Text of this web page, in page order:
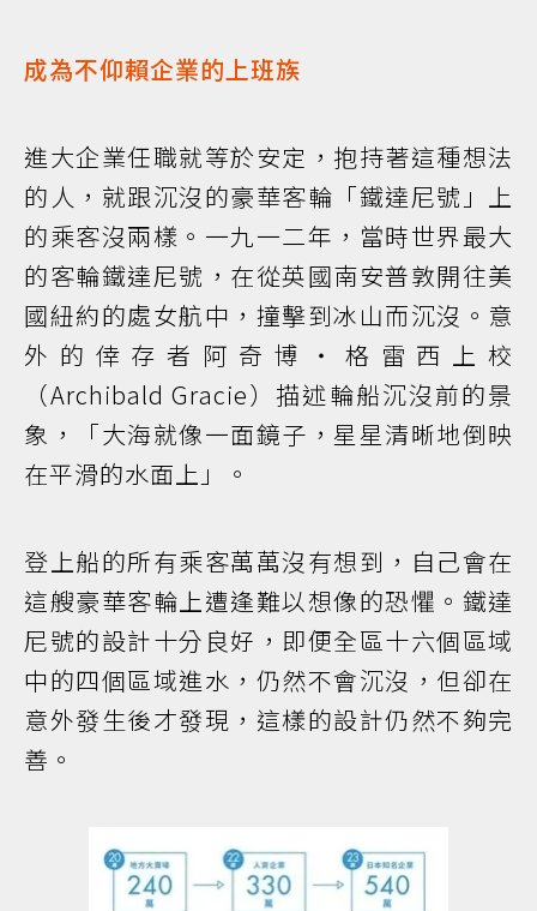
成為不仰賴企業的上班族
進大企業任職就等於安定，抱持著這種想法
的人，就跟沉沒的豪華客輪「鐵達尼號」上
的乘客沒兩樣。一九一二年，當時世界最大
的客輪鐵達尼號，在從英國南安普敦開往美
國紐約的處女航中，撞擊到冰山而沉沒。意
外的倖存者阿奇博‧格雷西上校
（Archibald Gracie）描述輪船沉沒前的景
象，「大海就像一面鏡子，星星清晰地倒映
在平滑的水面上」。
登上船的所有乘客萬萬沒有想到，自己會在
這艘豪華客輪上遭逢難以想像的恐懼。鐵達
尼號的設計十分良好，即便全區十六個區域
中的四個區域進水，仍然不會沉沒，但卻在
意外發生後才發現，這樣的設計仍然不夠完
善。